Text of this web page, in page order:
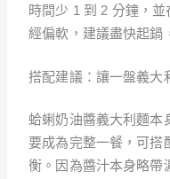
時間少 1 到 2 分鐘，
經偏軟，建議盡快起鍋
搭配建議：讓一盤義大
蛤蜊奶油醬義大利麵本
要成為完整一餐，可搭
衡。因為醬汁本身略帶